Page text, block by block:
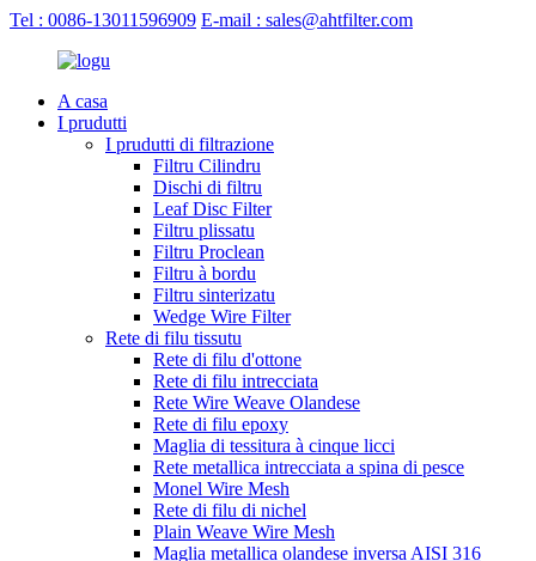
Tel : 0086-13011596909 E-mail : sales@ahtfilter.com
A casa
I prudutti
I prudutti di filtrazione
Filtru Cilindru
Dischi di filtru
Leaf Disc Filter
Filtru plissatu
Filtru Proclean
Filtru à bordu
Filtru sinterizatu
Wedge Wire Filter
Rete di filu tissutu
Rete di filu d'ottone
Rete di filu intrecciata
Rete Wire Weave Olandese
Rete di filu epoxy
Maglia di tessitura à cinque licci
Rete metallica intrecciata a spina di pesce
Monel Wire Mesh
Rete di filu di nichel
Plain Weave Wire Mesh
Maglia metallica olandese inversa AISI 316